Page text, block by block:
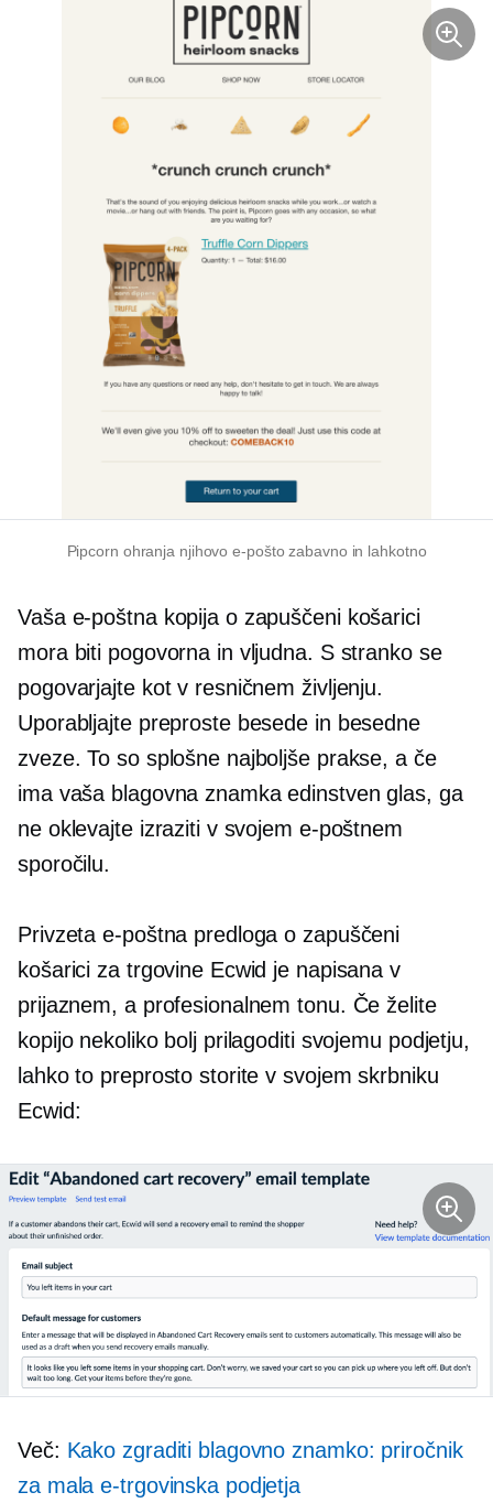
Pipcorn ohranja njihovo e-pošto zabavno in lahkotno
Vaša e-poštna kopija o zapuščeni košarici
mora biti pogovorna in vljudna. S stranko se
pogovarjajte kot v resničnem življenju.
Uporabljajte preproste besede in besedne
zveze. To so splošne najboljše prakse, a če
ima vaša blagovna znamka edinstven glas, ga
ne oklevajte izraziti v svojem e-poštnem
sporočilu.
Privzeta e-poštna predloga o zapuščeni
košarici za trgovine Ecwid je napisana v
prijaznem, a profesionalnem tonu. Če želite
kopijo nekoliko bolj prilagoditi svojemu podjetju,
lahko to preprosto storite v svojem skrbniku
Ecwid:
Več: Kako zgraditi blagovno znamko: priročnik
za mala e-trgovinska podjetja